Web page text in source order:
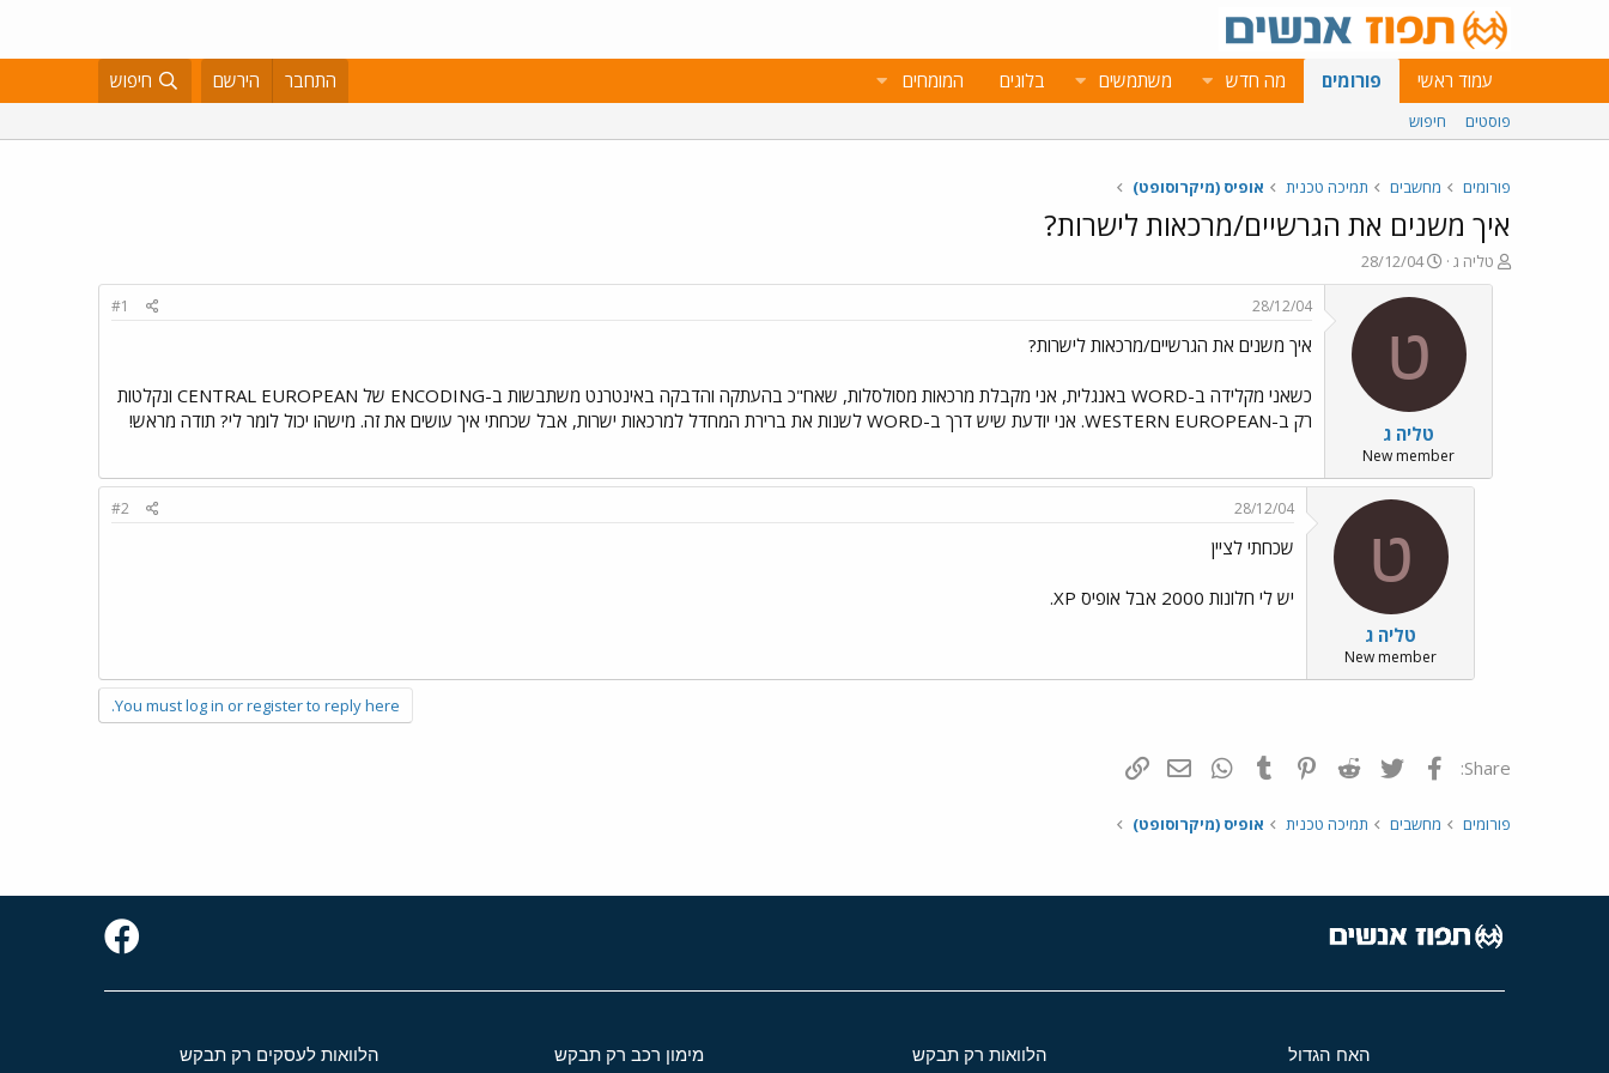
עמוד ראשי פורומים מה חדש משתמשים בלוגים המומחים התחבר הירשם חיפוש
פוסטים חיפוש
פורומים מחשבים תמיכה טכנית אופיס (מיקרוסופט)
איך משנים את הגרשיים/מרכאות לישרות?
פ
ו
טליה ג
פ
ו
ר
ם
ב
א
ר
י
ך
28/12/04
ט
טליה ג
New member
28/12/04
#1
איך משנים את הגרשיים/מרכאות לישרות?
כשאני מקלידה ב-WORD באנגלית, אני מקבלת מרכאות מסולסלות, שאח"כ בהעתקה והדבקה באינטרנט משתבשות ב-ENCODING של CENTRAL EUROPEAN ונקלטות
רק ב-WESTERN EUROPEAN. אני יודעת שיש דרך ב-WORD לשנות את ברירת המחדל למרכאות ישרות, אבל שכחתי איך עושים את זה. מישהו יכול לומר לי? תודה מראש!
ט
טליה ג
New member
28/12/04
#2
שכחתי לציין
יש לי חלונות 2000 אבל אופיס XP.
You must log in or register to reply here.
Share: פייסבוק Twitter
Reddit
Pinterest
Tumblr
WhatsAppדואר אלקטרוני
פורומים מחשבים תמיכה טכנית אופיס (מיקרוסופט)
האח הגדול הלוואות רק תבקש מימון רכב רק תבקש הלוואות לעסקים רק תבקש